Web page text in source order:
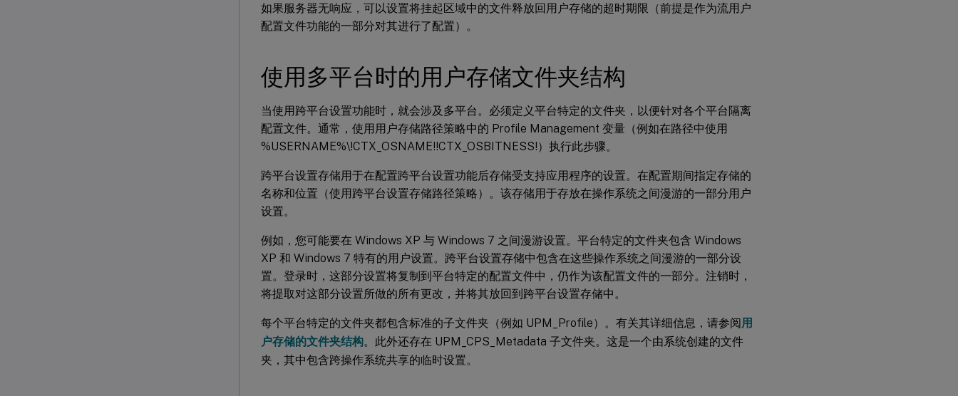
如果服务器无响应，可以设置将挂起区域中的文件释放回用户存储的超时期限（前提是作为流用户
配置文件功能的一部分对其进行了配置）。
使用多平台时的用户存储文件夹结构
当使用跨平台设置功能时，就会涉及多平台。必须定义平台特定的文件夹，以便针对各个平台隔离
配置文件。通常，使用用户存储路径策略中的 Profile Management 变量（例如在路径中使用
%USERNAME%\!CTX_OSNAME!!CTX_OSBITNESS!）执行此步骤。
跨平台设置存储用于在配置跨平台设置功能后存储受支持应用程序的设置。在配置期间指定存储的
名称和位置（使用跨平台设置存储路径策略）。该存储用于存放在操作系统之间漫游的一部分用户
设置。
例如，您可能要在 Windows XP 与 Windows 7 之间漫游设置。平台特定的文件夹包含 Windows
XP 和 Windows 7 特有的用户设置。跨平台设置存储中包含在这些操作系统之间漫游的一部分设
置。登录时，这部分设置将复制到平台特定的配置文件中，仍作为该配置文件的一部分。注销时，
将提取对这部分设置所做的所有更改，并将其放回到跨平台设置存储中。
每个平台特定的文件夹都包含标准的子文件夹（例如 UPM_Profile）。有关其详细信息，请参阅用
户存储的文件夹结构。此外还存在 UPM_CPS_Metadata 子文件夹。这是一个由系统创建的文件
夹，其中包含跨操作系统共享的临时设置。